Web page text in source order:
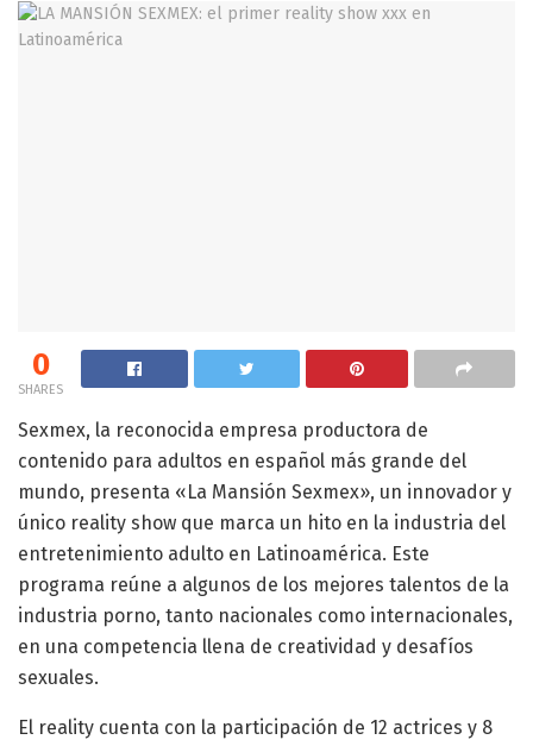
0
SHARES
Sexmex, la reconocida empresa productora de
contenido para adultos en español más grande del
mundo, presenta «La Mansión Sexmex», un innovador y
único reality show que marca un hito en la industria del
entretenimiento adulto en Latinoamérica. Este
programa reúne a algunos de los mejores talentos de la
industria porno, tanto nacionales como internacionales,
en una competencia llena de creatividad y desafíos
sexuales.
El reality cuenta con la participación de 12 actrices y 8